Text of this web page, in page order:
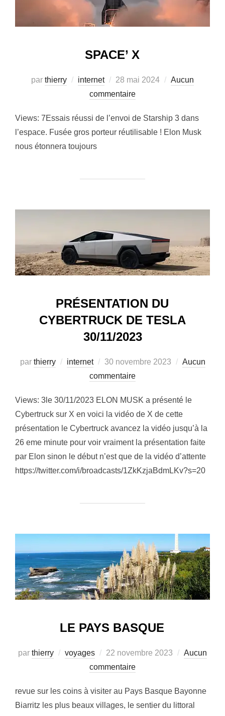
SPACE’ X
par thierry internet
Publié
le
28 mai 2024
Aucun
commentaire
Views: 7Essais réussi de l’envoi de Starship 3 dans
l’espace. Fusée gros porteur réutilisable ! Elon Musk
nous étonnera toujours
PRÉSENTATION DU
CYBERTRUCK DE TESLA
30/11/2023
par thierry internet
Publié
le
30 novembre 2023
Aucun
commentaire
Views: 3le 30/11/2023 ELON MUSK a présenté le
Cybertruck sur X en voici la vidéo de X de cette
présentation le Cybertruck avancez la vidéo jusqu’à la
26 eme minute pour voir vraiment la présentation faite
par Elon sinon le début n’est que de la vidéo d’attente
https://twitter.com/i/broadcasts/1ZkKzjaBdmLKv?s=20
LE PAYS BASQUE
par thierry voyages
Publié
le
22 novembre 2023
Aucun
commentaire
revue sur les coins à visiter au Pays Basque Bayonne
Biarritz les plus beaux villages, le sentier du littoral